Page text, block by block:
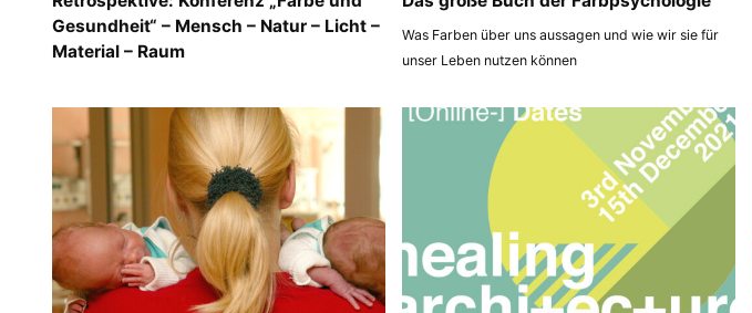
Gesundheit“ – Mensch – Natur – Licht –
Material – Raum
Was Farben über uns aussagen und wie wir sie für
unser Leben nutzen können